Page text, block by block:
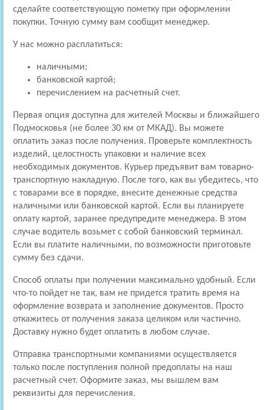
сделайте соответствующую пометку при оформлении
покупки. Точную сумму вам сообщит менеджер.
У нас можно расплатиться:
наличными;
банковской картой;
перечислением на расчетный счет.
Первая опция доступна для жителей Москвы и ближайшего
Подмосковья (не более 30 км от МКАД). Вы можете
оплатить заказ после получения. Проверьте комплектность
изделий, целостность упаковки и наличие всех
необходимых документов. Курьер предъявит вам товарно-
транспортную накладную. После того, как вы убедитесь, что
с товарами все в порядке, внесите денежные средства
наличными или банковской картой. Если вы планируете
оплату картой, заранее предупредите менеджера. В этом
случае водитель возьмет с собой банковский терминал.
Если вы платите наличными, по возможности приготовьте
сумму без сдачи.
Способ оплаты при получении максимально удобный. Если
что-то пойдет не так, вам не придется тратить время на
оформление возврата и заполнение документов. Просто
откажитесь от получения заказа целиком или частично.
Доставку нужно будет оплатить в любом случае.
Отправка транспортными компаниями осуществляется
только после поступления полной предоплаты на наш
расчетный счет. Оформите заказ, мы вышлем вам
реквизиты для перечисления.